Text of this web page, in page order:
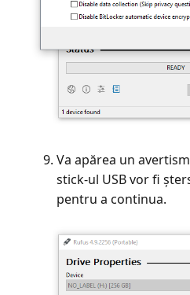
Va apărea un
stick-ul USB vor fi
pentru a continua.